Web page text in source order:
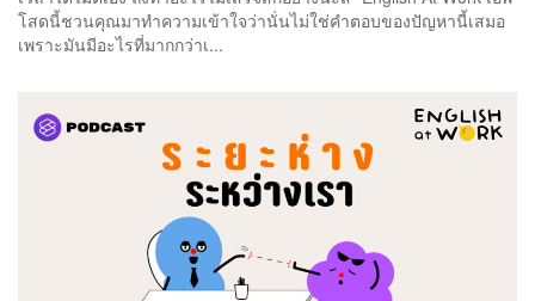
โสดนี้ชวนคุณมาทำความเข้าใจว่านั่นไม่ใช่คำตอบของปัญหานี้เสมอ
เพราะมันมีอะไรที่มากกว่าเ...